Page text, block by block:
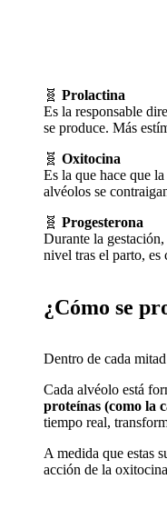
🧬 Prolactina
Es la responsable
se produce. Más
🧬 Oxitocina
Es la que hace que
alvéolos se
🧬 Progesterona
Durante la
nivel tras el parto, es
¿Cómo se
Dentro de cada
Cada alvéolo está
proteínas (como la
tiempo real,
A medida que estas
acción de la